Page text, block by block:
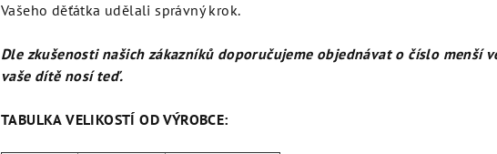
Vašeho děťátka udělali správný krok.
Dle zkušenosti našich zákazníků doporučujeme objednávat o číslo menší
vaše dítě nosí teď.
TABULKA VELIKOSTÍ OD VÝROBCE: